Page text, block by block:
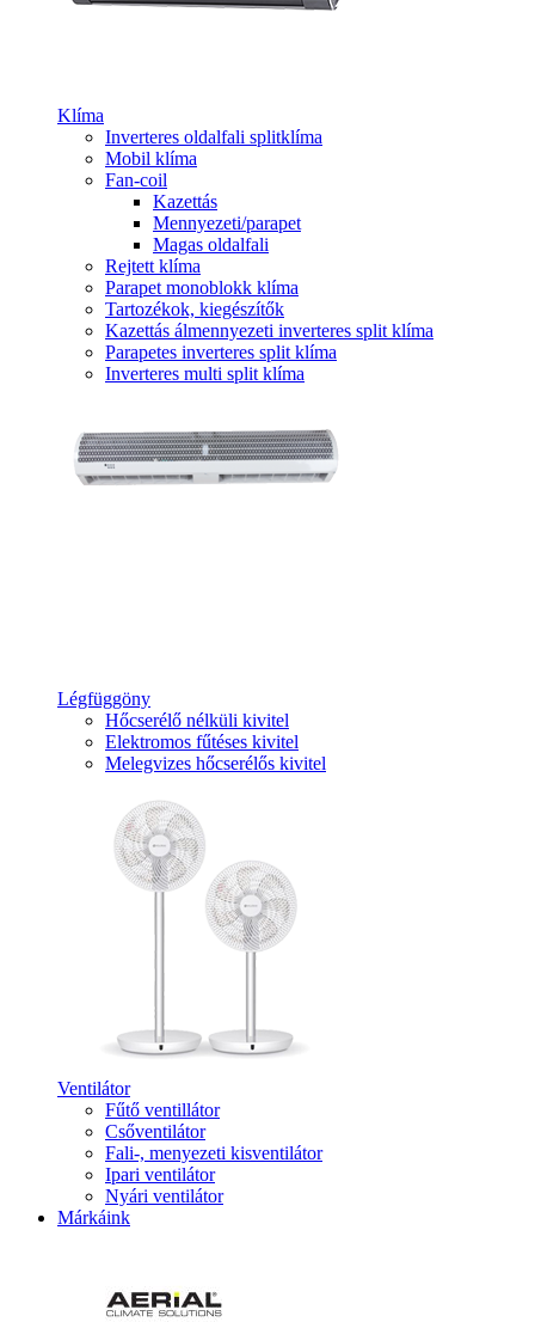
Klíma
Inverteres oldalfali splitklíma
Mobil klíma
Fan-coil
Kazettás
Mennyezeti/parapet
Magas oldalfali
Rejtett klíma
Parapet monoblokk klíma
Tartozékok, kiegészítők
Kazettás álmennyezeti inverteres split klíma
Parapetes inverteres split klíma
Inverteres multi split klíma
Légfüggöny
Hőcserélő nélküli kivitel
Elektromos fűtéses kivitel
Melegvizes hőcserélős kivitel
Ventilátor
Fűtő ventillátor
Csőventilátor
Fali-, menyezeti kisventilátor
Ipari ventilátor
Nyári ventilátor
Márkáink